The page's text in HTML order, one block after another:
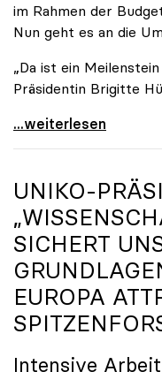
im Rahmen der
Nun geht es an die
„Da ist ein
Präsidentin Brigitte
Universitäten
...weiterlesen
UNIKO-
SICHERT
EUROPA
Intensive